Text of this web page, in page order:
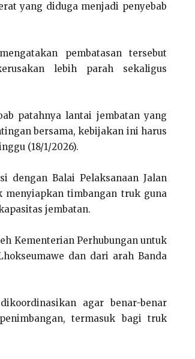
yang diduga menjadi penyebab
pembatasan tersebut
lebih parah sekaligus
patahnya lantai jembatan yang
bersama, kebijakan ini harus
(18/1/2026).
dengan Balai Pelaksanaan Jalan
menyiapkan timbangan truk guna
jembatan.
Kementerian Perhubungan untuk
dan dari arah Banda
agar benar-benar
termasuk bagi truk